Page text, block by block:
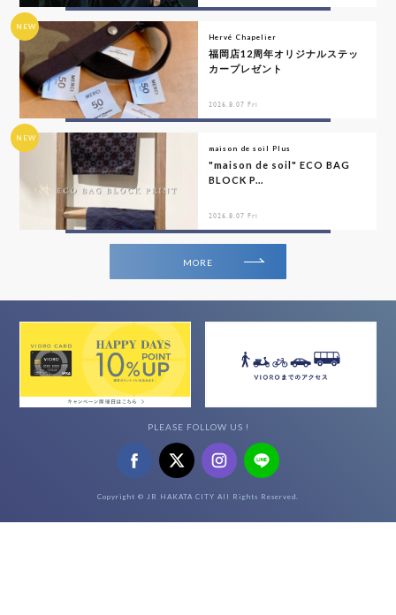
NEW
Hervé Chapelier
福岡店12周年オリジナルステッ
カープレゼント
2026.8.07 Fri
NEW
maison de soil Plus
"maison de soil" ECO BAG
BLOCK P...
2026.8.07 Fri
MORE
PLEASE FOLLOW US !
Copyright © JR HAKATA CITY All Rights Reserved.